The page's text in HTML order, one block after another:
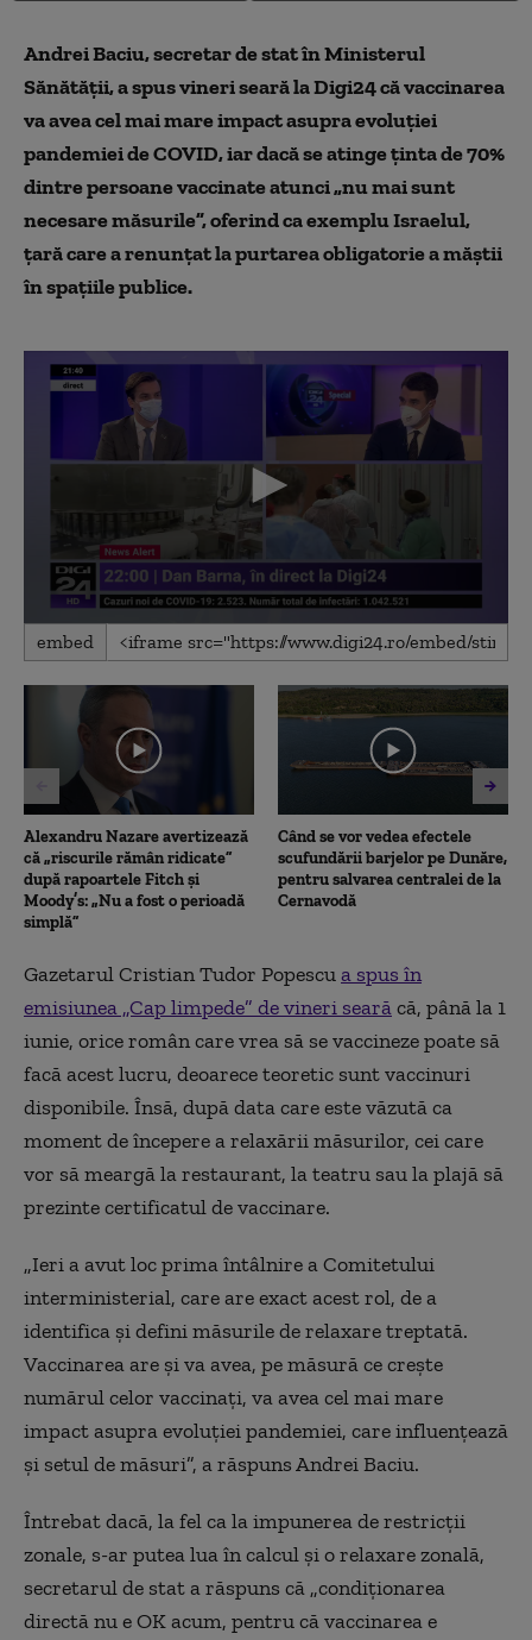
Andrei Baciu, secretar de stat în Ministerul
Sănătății, a spus vineri seară la Digi24 că vaccinarea
va avea cel mai mare impact asupra evoluției
pandemiei de COVID, iar dacă se atinge ținta de 70%
dintre persoane vaccinate atunci „nu mai sunt
necesare măsurile”, oferind ca exemplu Israelul,
țară care a renunțat la purtarea obligatorie a măștii
în spațiile publice.
0
seconds
7
minutes,
seconds
embed
Alexandru Nazare avertizează
că „riscurile rămân ridicate”
după rapoartele Fitch și
Moody’s: „Nu a fost o perioadă
simplă”
Când se vor vedea efectele
scufundării barjelor pe Dunăre,
pentru salvarea centralei de la
Cernavodă
Gazetarul Cristian Tudor Popescua spus în
emisiunea „Cap limpede” de vineri searăcă, până la 1
iunie, orice român care vrea să se vaccineze poate să
facă acest lucru, deoarece teoretic sunt vaccinuri
disponibile. Însă, după data care este văzută ca
moment de începere a relaxării măsurilor, cei care
vor să meargă la restaurant, la teatru sau la plajă să
prezinte certificatul de vaccinare.
„Ieri a avut loc prima întâlnire a Comitetului
interministerial, care are exact acest rol, de a
identifica și defini măsurile de relaxare treptată.
Vaccinarea are și va avea, pe măsură ce crește
numărul celor vaccinați, va avea cel mai mare
impact asupra evoluției pandemiei, care influențează
și setul de măsuri”, a răspuns Andrei Baciu.
Întrebat dacă, la fel ca la impunerea de restricții
zonale, s-ar putea lua în calcul și o relaxare zonală,
secretarul de stat a răspuns că „condiționarea
directă nu e OK acum, pentru că vaccinarea e